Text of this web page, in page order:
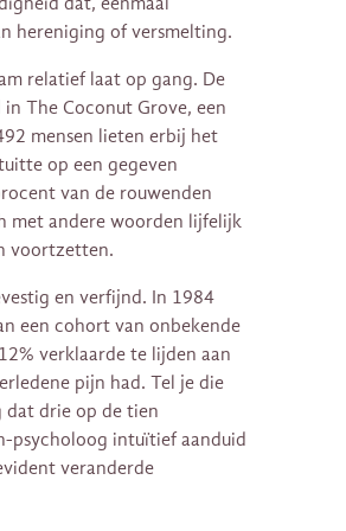
hereniging of versmelting.
relatief laat op gang. De
The Coconut Grove, een
mensen lieten erbij het
op een gegeven
van de rouwenden
met andere woorden lijfelijk
voortzetten.
en verfijnd. In 1984
een cohort van onbekende
verklaarde te lijden aan
pijn had. Tel je die
drie op de tien
psycholoog intuïtief aanduid
veranderde